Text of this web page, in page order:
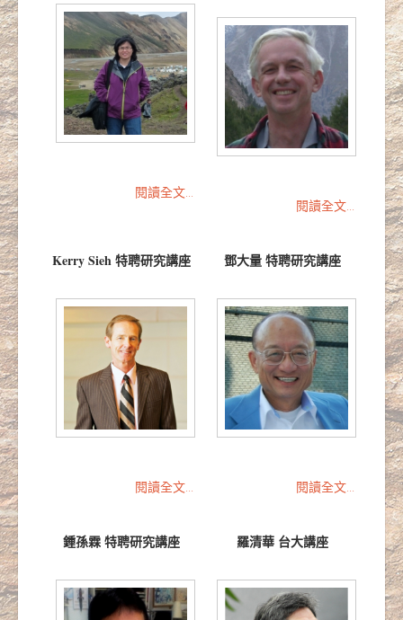
閱讀全文...
閱讀全文...
Kerry Sieh 特聘研究講座
閱讀全文...
鄧大量 特聘研究講座
閱讀全文...
鍾孫霖 特聘研究講座 羅清華 台大講座